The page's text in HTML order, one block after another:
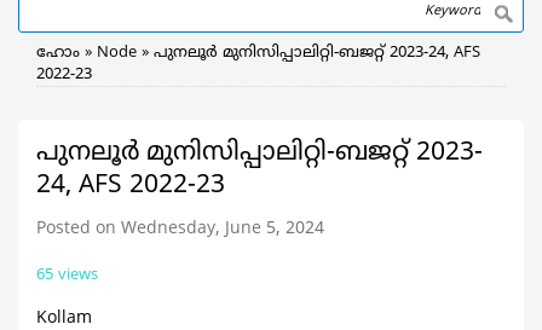
Search
Breadcrumb
ഹോം Node
പുനലൂർ മുനിസിപ്പാലിറ്റി-ബജറ്റ് 2023-24, AFS
2022-23
പുനലൂർ മുനിസിപ്പാലിറ്റി-ബജറ്റ് 2023-
24, AFS 2022-23
Posted on Wednesday, June 5, 2024
65 views
Kollam